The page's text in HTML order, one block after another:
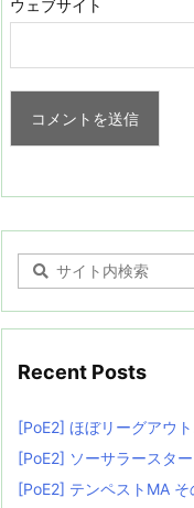
ウェブサイト
Recent Posts
[PoE2] ほぼリーグアウ
[PoE2] ソーサラースター
[PoE2] テンペストMA